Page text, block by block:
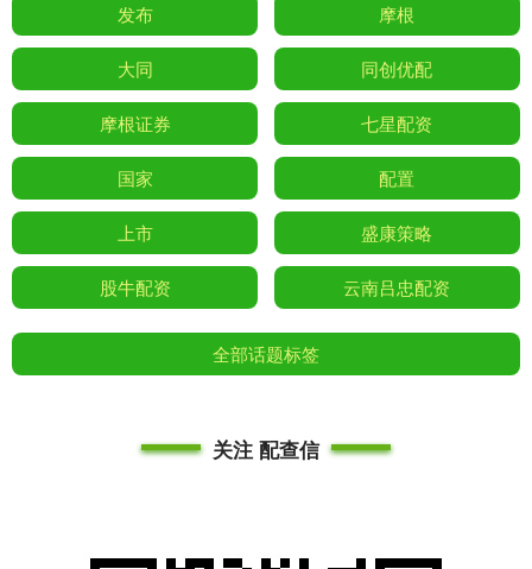
发布 摩根
大同 同创优配
摩根证券 七星配资
国家 配置
上市 盛康策略
股牛配资 云南吕忠配资
全部话题标签
关注 配查信